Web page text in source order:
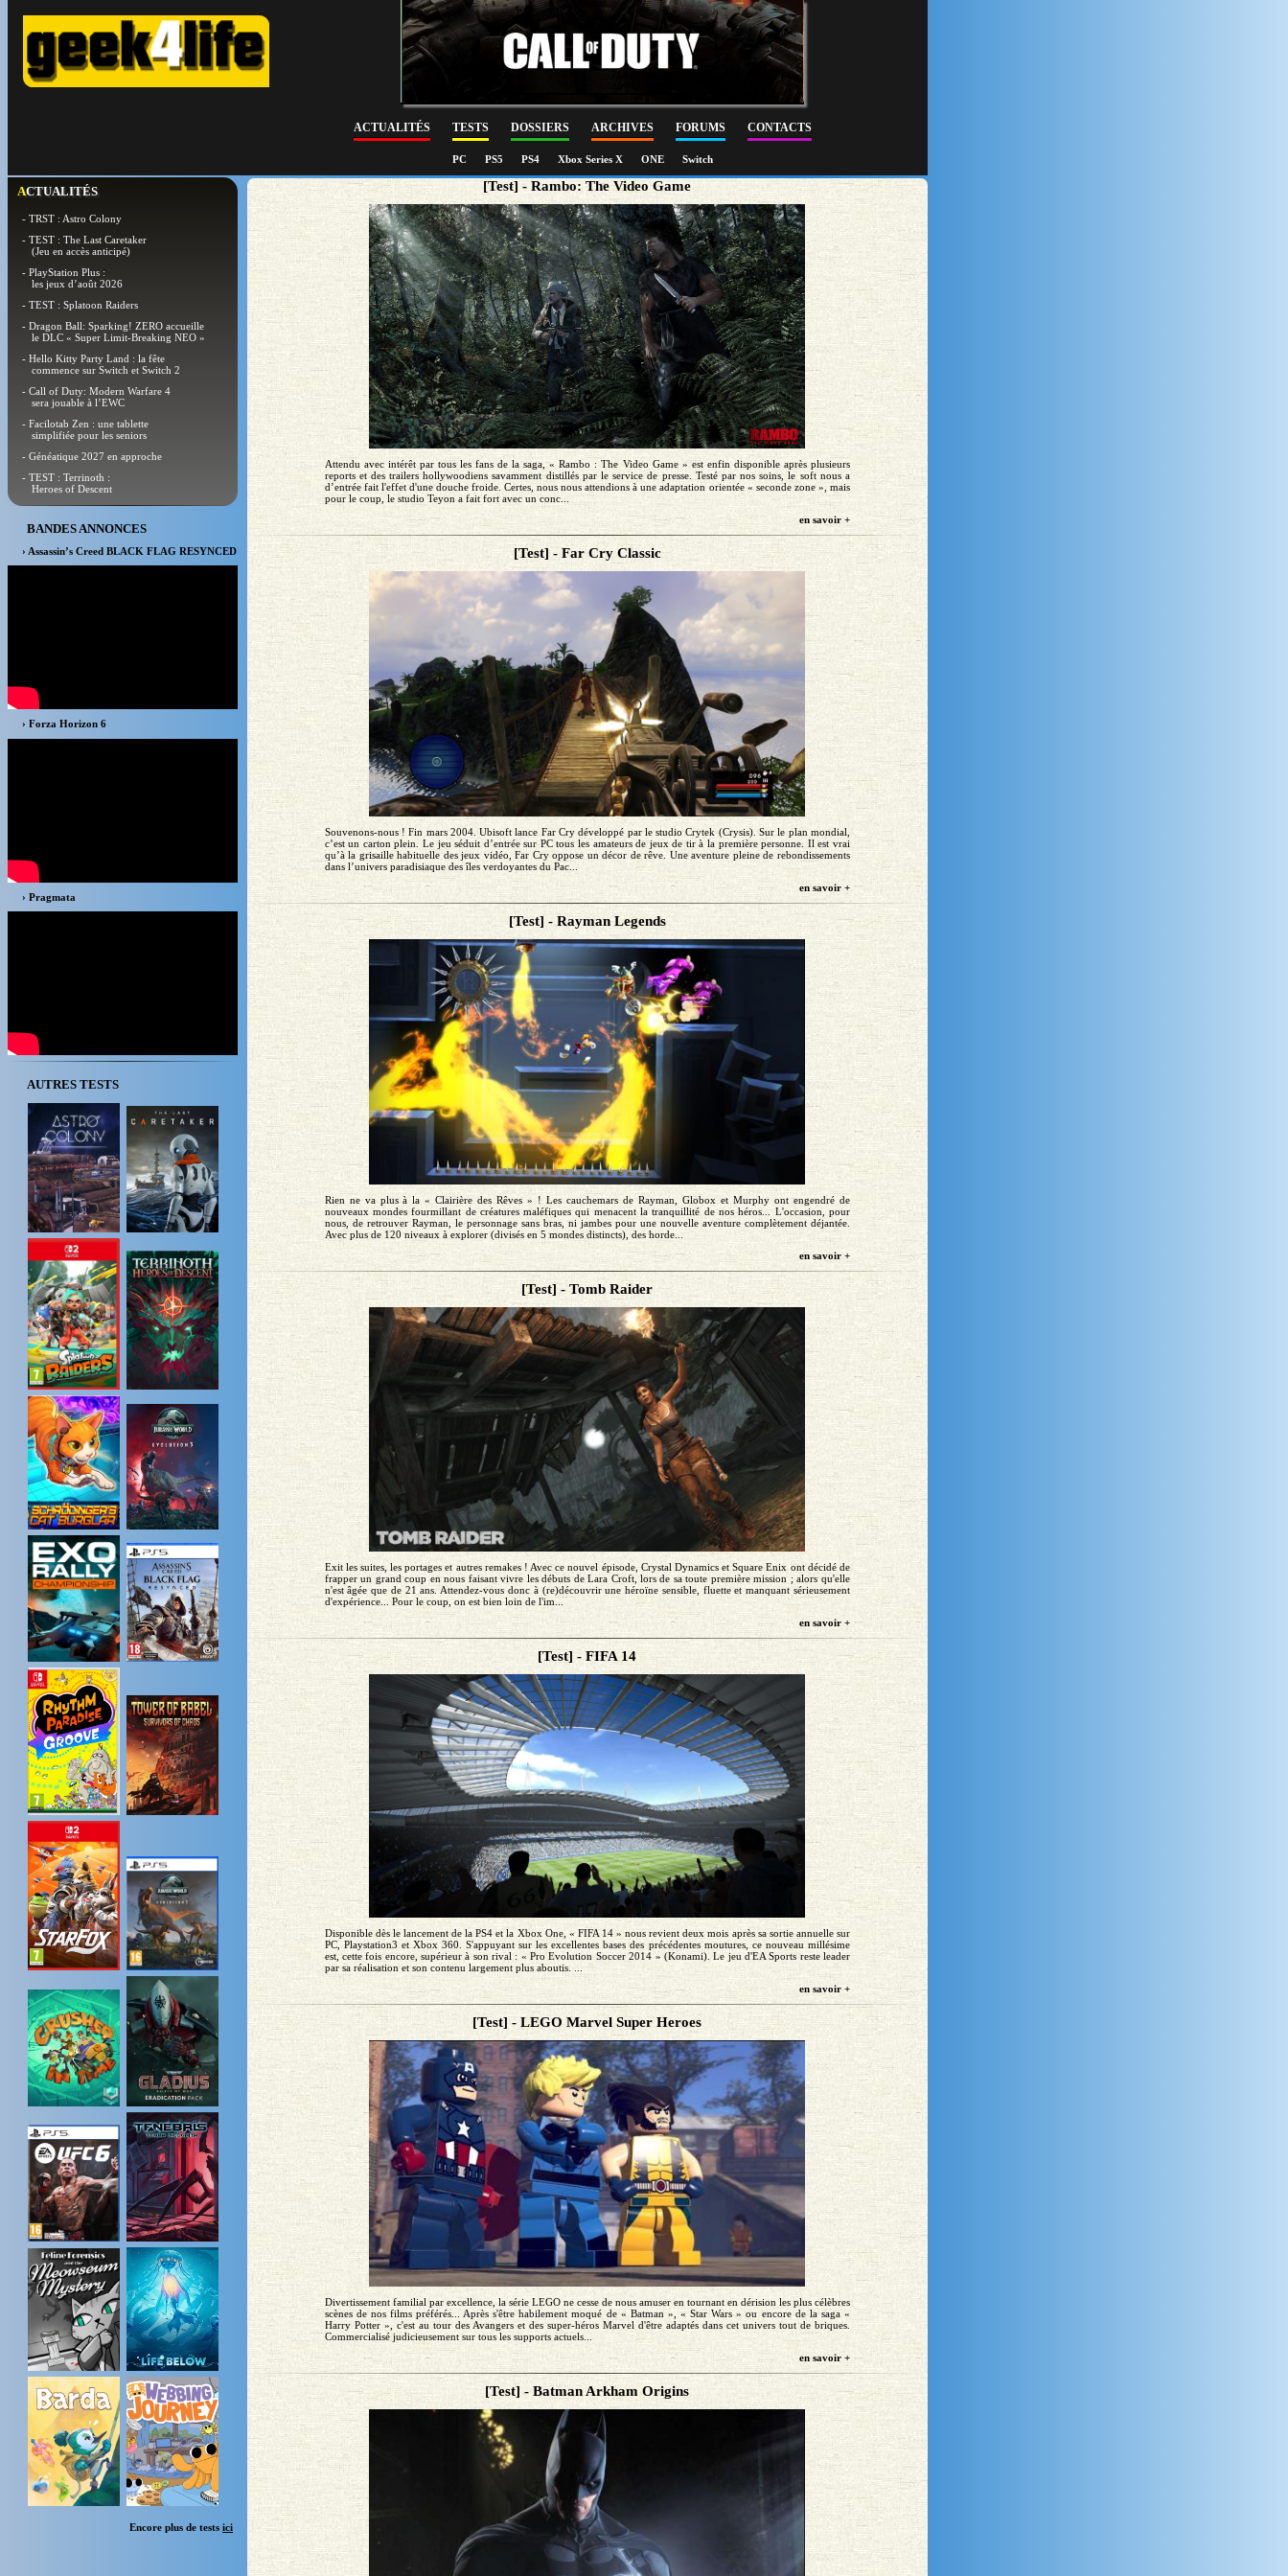
ACTUALITÉS TESTS DOSSIERS ARCHIVES FORUMS CONTACTS
PC PS5 PS4 Xbox Series X ONE Switch
ACTUALITÉS
- TRST : Astro Colony
- TEST : The Last Caretaker
(Jeu en accès anticipé)
- PlayStation Plus :
les jeux d’août 2026
- TEST : Splatoon Raiders
- Dragon Ball: Sparking! ZERO accueille
le DLC « Super Limit-Breaking NEO »
- Hello Kitty Party Land : la fête
commence sur Switch et Switch 2
- Call of Duty: Modern Warfare 4
sera jouable à l’EWC
- Facilotab Zen : une tablette
simplifiée pour les seniors
- Généatique 2027 en approche
- TEST : Terrinoth :
Heroes of Descent
BANDES ANNONCES
› Assassin’s Creed BLACK FLAG RESYNCED
› Forza Horizon 6
› Pragmata
AUTRES TESTS
Encore plus de tests ici
[Test] - Rambo: The Video Game
Attendu avec intérêt par tous les fans de la saga, « Rambo : The Video Game » est enfin disponible après plusieurs
reports et des trailers hollywoodiens savamment distillés par le service de presse. Testé par nos soins, le soft nous a
d’entrée fait l'effet d'une douche froide. Certes, nous nous attendions à une adaptation orientée « seconde zone », mais
pour le coup, le studio Teyon a fait fort avec un conc...
en savoir +
[Test] - Far Cry Classic
Souvenons-nous ! Fin mars 2004. Ubisoft lance Far Cry développé par le studio Crytek (Crysis). Sur le plan mondial,
c’est un carton plein. Le jeu séduit d’entrée sur PC tous les amateurs de jeux de tir à la première personne. Il est vrai
qu’à la grisaille habituelle des jeux vidéo, Far Cry oppose un décor de rêve. Une aventure pleine de rebondissements
dans l’univers paradisiaque des îles verdoyantes du Pac...
en savoir +
[Test] - Rayman Legends
Rien ne va plus à la « Clairière des Rêves » ! Les cauchemars de Rayman, Globox et Murphy ont engendré de
nouveaux mondes fourmillant de créatures maléfiques qui menacent la tranquillité de nos héros... L'occasion, pour
nous, de retrouver Rayman, le personnage sans bras, ni jambes pour une nouvelle aventure complètement déjantée.
Avec plus de 120 niveaux à explorer (divisés en 5 mondes distincts), des horde...
en savoir +
[Test] - Tomb Raider
Exit les suites, les portages et autres remakes ! Avec ce nouvel épisode, Crystal Dynamics et Square Enix ont décidé de
frapper un grand coup en nous faisant vivre les débuts de Lara Croft, lors de sa toute première mission ; alors qu'elle
n'est âgée que de 21 ans. Attendez-vous donc à (re)découvrir une héroïne sensible, fluette et manquant sérieusement
d'expérience... Pour le coup, on est bien loin de l'im...
en savoir +
[Test] - FIFA 14
Disponible dès le lancement de la PS4 et la Xbox One, « FIFA 14 » nous revient deux mois après sa sortie annuelle sur
PC, Playstation3 et Xbox 360. S'appuyant sur les excellentes bases des précédentes moutures, ce nouveau millésime
est, cette fois encore, supérieur à son rival : « Pro Evolution Soccer 2014 » (Konami). Le jeu d'EA Sports reste leader
par sa réalisation et son contenu largement plus aboutis. ...
en savoir +
[Test] - LEGO Marvel Super Heroes
Divertissement familial par excellence, la série LEGO ne cesse de nous amuser en tournant en dérision les plus célèbres
scènes de nos films préférés... Après s'être habilement moqué de « Batman », « Star Wars » ou encore de la saga «
Harry Potter », c'est au tour des Avangers et des super-héros Marvel d'être adaptés dans cet univers tout de briques.
Commercialisé judicieusement sur tous les supports actuels...
en savoir +
[Test] - Batman Arkham Origins